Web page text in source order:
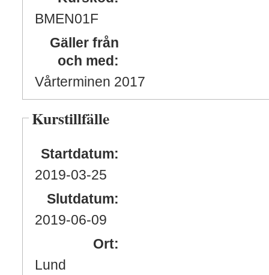
BMEN01F
Gäller från
och med:
Vårterminen 2017
Kurstillfälle
Startdatum:
2019-03-25
Slutdatum:
2019-06-09
Ort:
Lund